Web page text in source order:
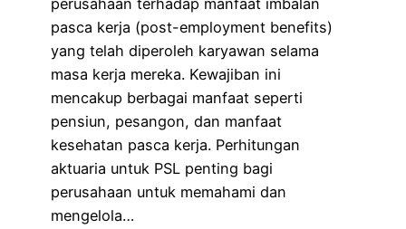
perusahaan terhadap manfaat imbalan
pasca kerja (post-employment benefits)
yang telah diperoleh karyawan selama
masa kerja mereka. Kewajiban ini
mencakup berbagai manfaat seperti
pensiun, pesangon, dan manfaat
kesehatan pasca kerja. Perhitungan
aktuaria untuk PSL penting bagi
perusahaan untuk memahami dan
mengelola…